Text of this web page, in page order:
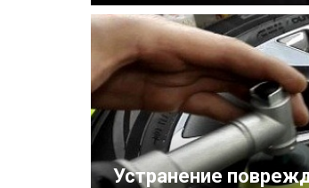
Записаться
Устранение